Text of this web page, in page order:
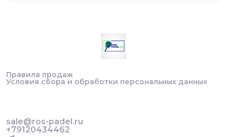
Правила продаж
Условия сбора и обработки персональных данных
sale@ros-padel.ru
+79120434462